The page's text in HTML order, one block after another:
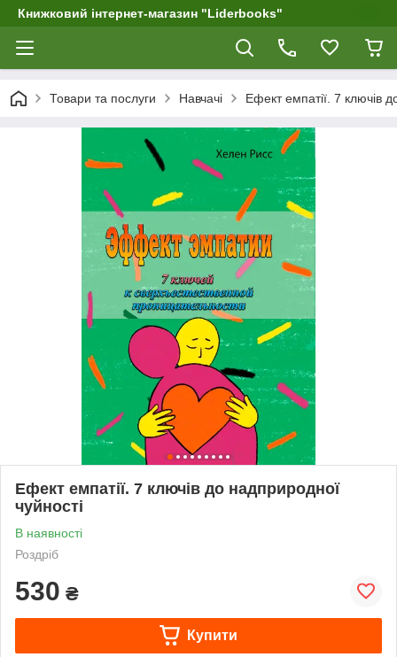
Книжковий інтернет-магазин "Liderbooks"
Товари та послуги Навчачі Ефект емпатії. 7 ключів
Ефект емпатії. 7 ключів до надприродної
чуйності
В наявності
Роздріб
530 ₴
Купити